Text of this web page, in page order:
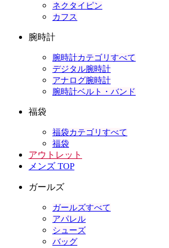
ネクタイピン
カフス
腕時計
腕時計カテゴリすべて
デジタル腕時計
アナログ腕時計
腕時計ベルト・バンド
福袋
福袋カテゴリすべて
福袋
アウトレット
メンズ TOP
ガールズ
ガールズすべて
アパレル
シューズ
バッグ